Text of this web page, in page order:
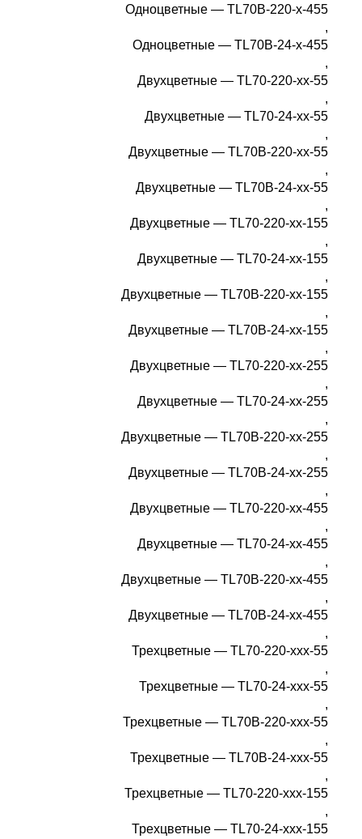
Одноцветные — TL70B-220-x-455
,
Одноцветные — TL70B-24-x-455
,
Двухцветные — TL70-220-xx-55
,
Двухцветные — TL70-24-xx-55
,
Двухцветные — TL70B-220-xx-55
,
Двухцветные — TL70B-24-xx-55
,
Двухцветные — TL70-220-xx-155
,
Двухцветные — TL70-24-xx-155
,
Двухцветные — TL70B-220-xx-155
,
Двухцветные — TL70B-24-xx-155
,
Двухцветные — TL70-220-xx-255
,
Двухцветные — TL70-24-xx-255
,
Двухцветные — TL70B-220-xx-255
,
Двухцветные — TL70B-24-xx-255
,
Двухцветные — TL70-220-xx-455
,
Двухцветные — TL70-24-xx-455
,
Двухцветные — TL70B-220-xx-455
,
Двухцветные — TL70B-24-xx-455
,
Трехцветные — TL70-220-xxx-55
,
Трехцветные — TL70-24-xxx-55
,
Трехцветные — TL70B-220-xxx-55
,
Трехцветные — TL70B-24-xxx-55
,
Трехцветные — TL70-220-xxx-155
,
Трехцветные — TL70-24-xxx-155